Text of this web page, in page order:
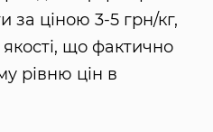
за ціною 3-5 грн/кг,
що фактично
рівню цін в